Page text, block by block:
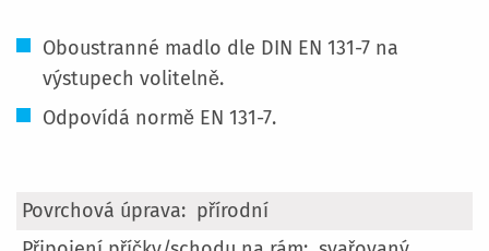
Oboustranné madlo dle DIN EN 131-7 na
výstupech volitelně.
Odpovídá normě EN 131-7.
Více
informací
přírodní